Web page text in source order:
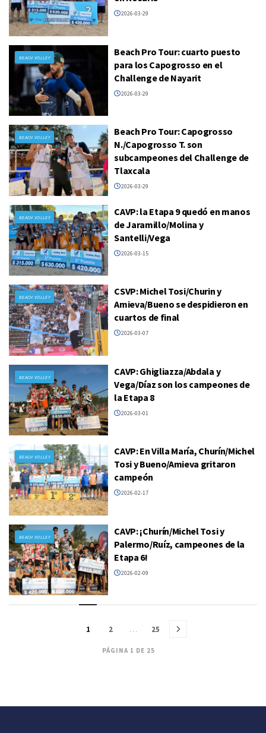
2026-03-29
BEACH VOLLEY
Beach Pro Tour: cuarto puesto
para los Capogrosso en el
Challenge de Nayarit
2026-03-29
BEACH VOLLEY
Beach Pro Tour: Capogrosso
N./Capogrosso T. son
subcampeones del Challenge de
Tlaxcala
2026-03-29
BEACH VOLLEY
CAVP: la Etapa 9 quedó en manos
de Jaramillo/Molina y
Santelli/Vega
2026-03-15
BEACH VOLLEY
CSVP: Michel Tosi/Churin y
Amieva/Bueno se despidieron en
cuartos de final
2026-03-07
BEACH VOLLEY
CAVP: Ghigliazza/Abdala y
Vega/Díaz son los campeones de
la Etapa 8
2026-03-01
BEACH VOLLEY
CAVP: En Villa María, Churín/Michel
Tosi y Bueno/Amieva gritaron
campeón
2026-02-17
BEACH VOLLEY
CAVP: ¡Churín/Michel Tosi y
Palermo/Ruíz, campeones de la
Etapa 6!
2026-02-09
PÁGINA 1 DE 25
1 2 … 25